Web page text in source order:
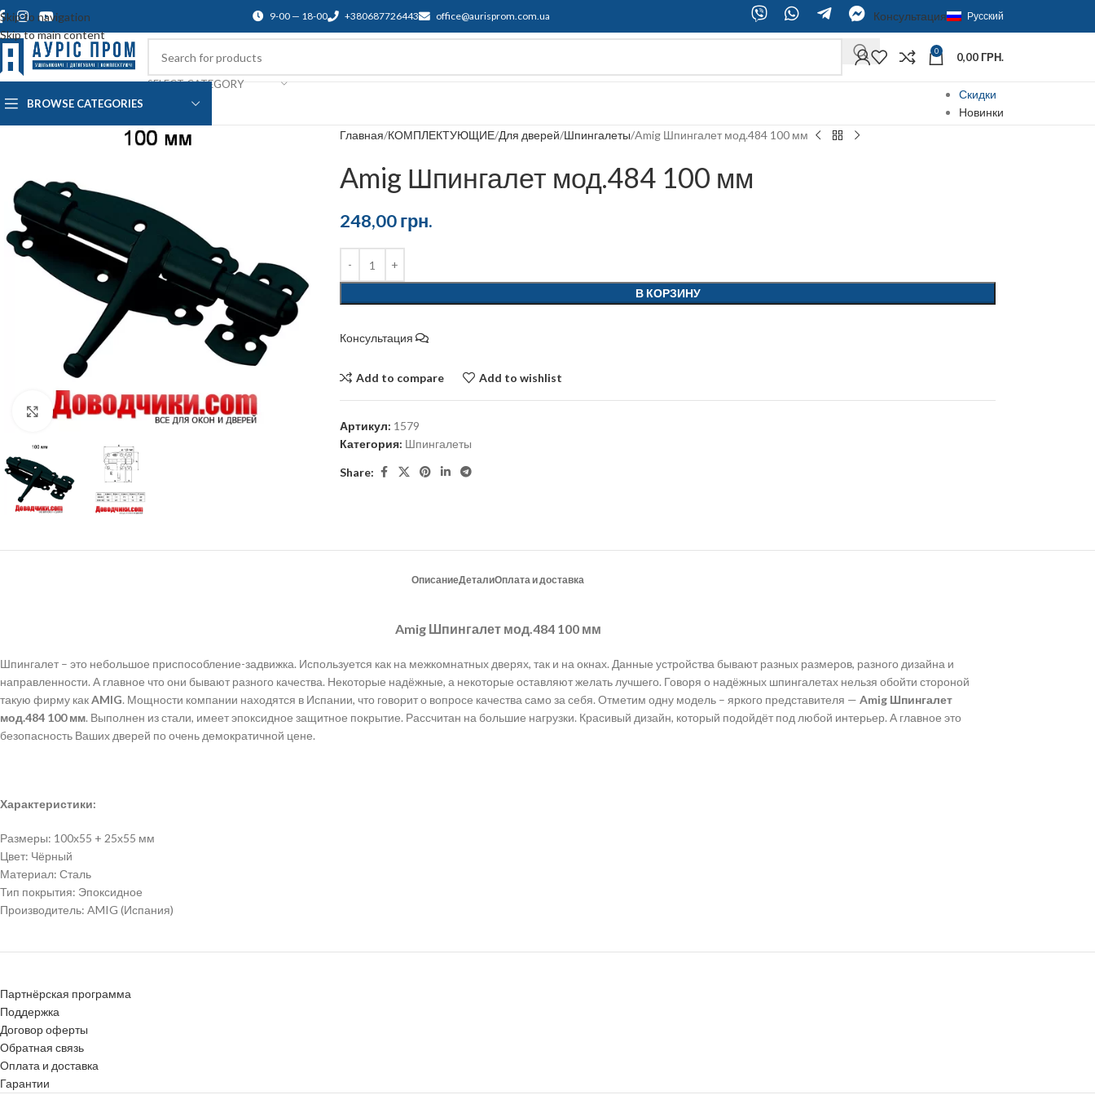
Skip to navigation
Skip to main content
9-00 — 18-00 +380687726443 office@aurisprom.com.ua Консультация Русский
SELECT CATEGORY
0 0,00ГРН.
BROWSE CATEGORIES
Скидки
Новинки
Click to enlarge
Главная КОМПЛЕКТУЮЩИЕ Для дверей Шпингалеты Amig Шпингалет мод.484 100 мм
Amig Шпингалет мод.484 100 мм
248,00грн.
В КОРЗИНУ
Консультация
Add to compare Add to wishlist
Артикул: 1579
Категория: Шпингалеты
Share:
ОписаниеДеталиОплата и доставка
Amig Шпингалет мод.484 100 мм
Шпингалет – это небольшое приспособление-задвижка. Используется как на межкомнатных дверях, так и на окнах. Данные устройства бывают разных размеров, разного дизайна и
направленности. А главное что они бывают разного качества. Некоторые надёжные, а некоторые оставляют желать лучшего. Говоря о надёжных шпингалетах нельзя обойти стороной
такую фирму какAMIG. Мощности компании находятся в Испании, что говорит о вопросе качества само за себя. Отметим одну модель – яркого представителя — Amig Шпингалет
мод.484 100 мм. Выполнен из стали, имеет эпоксидное защитное покрытие. Рассчитан на большие нагрузки. Красивый дизайн, который подойдёт под любой интерьер. А главное это
безопасность Ваших дверей по очень демократичной цене.
Характеристики:
Размеры: 100х55 + 25х55 мм
Цвет: Чёрный
Материал: Сталь
Тип покрытия: Эпоксидное
Производитель: AMIG (Испания)
Партнёрская программа
Поддержка
Договор оферты
Обратная связь
Оплата и доставка
Гарантии